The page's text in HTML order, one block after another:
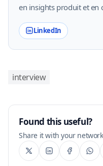
en insights produit et en
LinkedIn
interview
Found this useful?
Share it with your